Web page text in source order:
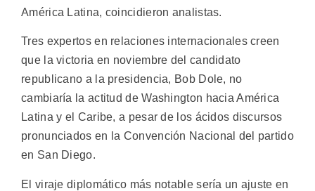
América Latina, coincidieron analistas.
Tres expertos en relaciones internacionales creen
que la victoria en noviembre del candidato
republicano a la presidencia, Bob Dole, no
cambiaría la actitud de Washington hacia América
Latina y el Caribe, a pesar de los ácidos discursos
pronunciados en la Convención Nacional del partido
en San Diego.
El viraje diplomático más notable sería un ajuste en